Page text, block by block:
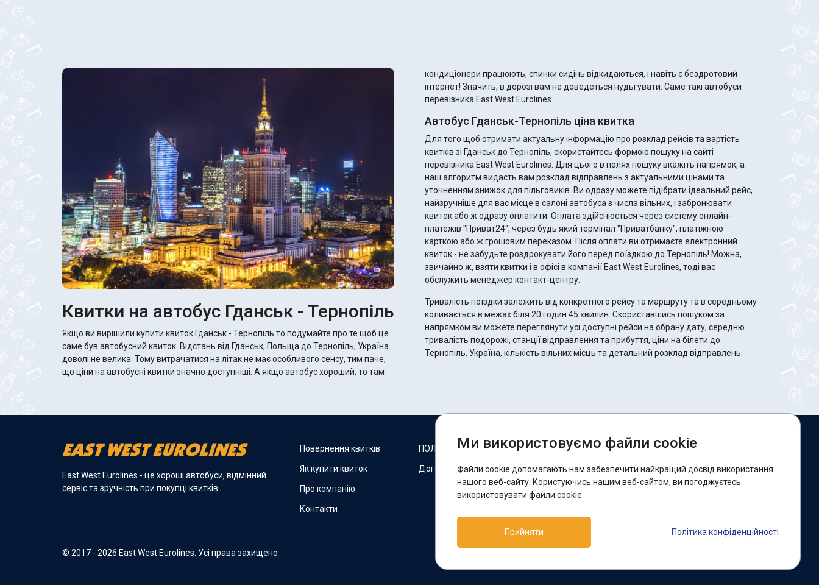
Квитки на автобус Гданськ - Тернопіль
Якщо ви вирішили купити квиток Гданськ - Тернопіль то подумайте про те щоб це
саме був автобусний квиток. Відстань від Гданськ, Польща до Тернопіль, Україна
доволі не велика. Тому витрачатися на літак не має особливого сенсу, тим паче,
що ціни на автобусні квитки значно доступніші. А якщо автобус хороший, то там
кондиціонери працюють, спинки сидінь відкидаються, і навіть є бездротовий
інтернет! Значить, в дорозі вам не доведеться нудьгувати. Саме такі автобуси
перевізника East West Eurolines.
Автобус Гданськ-Тернопіль ціна квитка
Для того щоб отримати актуальну інформацію про розклад рейсів та вартість
квитків зі Гданськ до Тернопіль, скористайтесь формою пошуку на сайті
перевізника East West Eurolines. Для цього в полях пошуку вкажіть напрямок, а
наш алгоритм видасть вам розклад відправлень з актуальними цінами та
уточненням знижок для пільговиків. Ви одразу можете підібрати ідеальний рейс,
найзручніше для вас місце в салоні автобуса з числа вільних, і забронювати
квиток або ж одразу оплатити. Оплата здійснюється через систему онлайн-
платежів "Приват24", через будь який термінал "Приватбанку", платіжною
карткою або ж грошовим переказом. Після оплати ви отримаєте електронний
квиток - не забудьте роздрокувати його перед поїздкою до Тернопіль! Можна,
звичайно ж, взяти квитки і в офісі в компанії East West Eurolines, тоді вас
обслужить менеджер контакт-центру.
Тривалість поїздки залежить від конкретного рейсу та маршруту та в середньому
коливається в межах біля 20 годин 45 хвилин. Скориставшись пошуком за
напрямком ви можете переглянути усі доступні рейси на обрану дату, середню
тривалість подорожі, станції відправлення та прибуття, ціни на білети до
Тернопіль, Україна, кількість вільних місць та детальний розклад відправлень.
East West Eurolines - це хороші автобуси, відмінний
сервіс та зручність при покупці квитків
© 2017 - 2026 East West Eurolines. Усі права захищено
Повернення квитків
Як купити квиток
Про компанію
Контакти
ПОЛІТИКА COOKIES
Договір оферти
Ми в соцмережах:
Facebook
Підтримка:
Telegram-бот
Ми використовуємо файли cookie
Файли cookie допомагають нам забезпечити найкращий досвід використання
нашого веб-сайту. Користуючись нашим веб-сайтом, ви погоджуєтесь
використовувати файли cookie.
Прийняти Політика конфіденційності